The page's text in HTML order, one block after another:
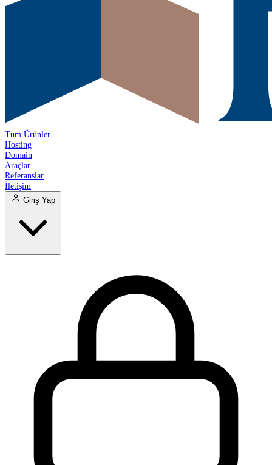
Tüm Ürünler
Hosting
Domain
Araçlar
Referanslar
İletişim
Giriş Yap